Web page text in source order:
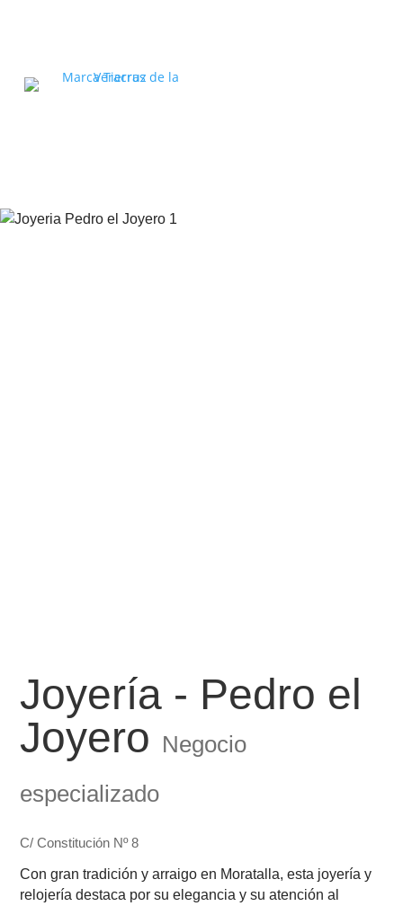
Joyería - Pedro el
Joyero Negocio
especializado
C/ Constitución Nº 8
Con gran tradición y arraigo en Moratalla, esta joyería y
relojería destaca por su elegancia y su atención al